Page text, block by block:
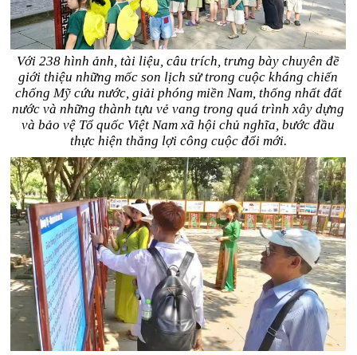
Với 238 hình ảnh, tài liệu, câu trích, trưng bày chuyên đề
giới thiệu những mốc son lịch sử trong cuộc kháng chiến
chống Mỹ cứu nước, giải phóng miền Nam, thống nhất đất
nước và những thành tựu vẻ vang trong quá trình xây dựng
và bảo vệ Tổ quốc Việt Nam xã hội chủ nghĩa, bước đầu
thực hiện thắng lợi công cuộc đổi mới.